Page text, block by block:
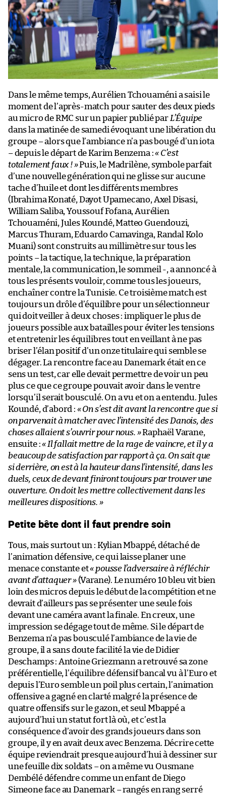
Dans le même temps, Aurélien Tchouaméni a saisi le
moment de l’après-match pour sauter des deux pieds
au micro de RMC sur un papier publié par L’Équipe
dans la matinée de samedi évoquant une libération du
groupe – alors que l’ambiance n’a pas bougé d’un iota
– depuis le départ de Karim Benzema :« C’est
totalement faux ! »Puis, le Madrilène, symbole parfait
d’une nouvelle génération qui ne glisse sur aucune
tache d’huile et dont les différents membres
(Ibrahima Konaté, Dayot Upamecano, Axel Disasi,
William Saliba, Youssouf Fofana, Aurélien
Tchouaméni, Jules Koundé, Matteo Guendouzi,
Marcus Thuram, Eduardo Camavinga, Randal Kolo
Muani) sont construits au millimètre sur tous les
points – la tactique, la technique, la préparation
mentale, la communication, le sommeil -, a annoncé à
tous les présents vouloir, comme tous les joueurs,
enchaîner contre la Tunisie. Ce troisième match est
toujours un drôle d’équilibre pour un sélectionneur
qui doit veiller à deux choses : impliquer le plus de
joueurs possible aux batailles pour éviter les tensions
et entretenir les équilibres tout en veillant à ne pas
briser l’élan positif d’un onze titulaire qui semble se
dégager. La rencontre face au Danemark était en ce
sens un test, car elle devait permettre de voir un peu
plus ce que ce groupe pouvait avoir dans le ventre
lorsqu’il serait bousculé. On a vu et on a entendu. Jules
Koundé, d’abord : « On s’est dit avant la rencontre que si
on parvenait à matcher avec l’intensité des Danois, des
choses allaient s’ouvrir pour nous. »Raphaël Varane,
ensuite :« Il fallait mettre de la rage de vaincre, et il y a
beaucoup de satisfaction par rapport à ça. On sait que
si derrière, on est à la hauteur dans l’intensité, dans les
duels, ceux de devant finiront toujours par trouver une
ouverture. On doit les mettre collectivement dans les
meilleures dispositions. »
Petite bête dont il faut prendre soin
Tous, mais surtout un : Kylian Mbappé, détaché de
l’animation défensive, ce qui laisse planer une
menace constante et« pousse l’adversaire à réfléchir
avant d’attaquer »(Varane). Le numéro 10 bleu vit bien
loin des micros depuis le début de la compétition et ne
devrait d’ailleurs pas se présenter une seule fois
devant une caméra avant la finale. En creux, une
impression se dégage tout de même. Si le départ de
Benzema n’a pas bousculé l’ambiance de la vie de
groupe, il a sans doute facilité la vie de Didier
Deschamps : Antoine Griezmann a retrouvé sa zone
préférentielle, l’équilibre défensif bancal vu à l’Euro et
depuis l’Euro semble un poil plus certain, l’animation
offensive a gagné en clarté malgré la présence de
quatre offensifs sur le gazon, et seul Mbappé a
aujourd’hui un statut fort là où, et c’est la
conséquence d’avoir des grands joueurs dans son
groupe, il y en avait deux avec Benzema. Décrire cette
équipe reviendrait presque aujourd’hui à dessiner sur
une feuille dix soldats – on a même vu Ousmane
Dembélé défendre comme un enfant de Diego
Simeone face au Danemark – rangés en rang serré